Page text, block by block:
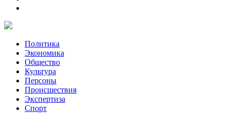
Политика
Экономика
Общество
Культура
Персоны
Происшествия
Экспертиза
Спорт